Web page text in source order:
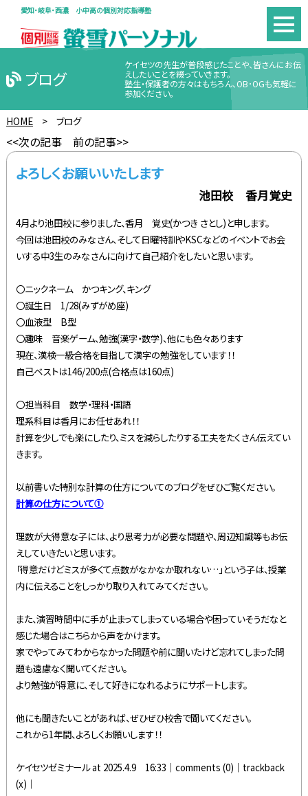
愛知・岐阜・西濃 小中高の個別対応指導塾
ブログ
ケイセツの先生が普段感じたことや、皆さんにお伝
えしたいことを綴っていきます。
塾生・保護者の方々はもちろん、OB･OGも気軽に
参加ください。
HOME> ブログ
<<次の記事 前の記事>>
よろしくお願いいたします
池田校 香月覚史
4月より池田校に参りました、香月 覚史(かつき さとし)と申します。
今回は池田校のみなさん、そして日曜特訓やKSCなどのイベントでお会
いする中3生のみなさんに向けて自己紹介をしたいと思います。
〇ニックネーム かつキング、キング
〇誕生日 1/28(みずがめ座)
〇血液型 B型
〇趣味 音楽ゲーム、勉強(漢字・数学)、他にも色々あります
現在、漢検一級合格を目指して漢字の勉強をしています！！
自己ベストは146/200点(合格点は160点)
〇担当科目 数学・理科・国語
理系科目は香月にお任せあれ！！
計算を少しでも楽にしたり、ミスを減らしたりする工夫をたくさん伝えてい
きます。
以前書いた特別な計算の仕方についてのブログをぜひご覧ください。
計算の仕方について①
理数が大得意な子には、より思考力が必要な問題や、周辺知識等もお伝
えしていきたいと思います。
「得意だけどミスが多くて点数がなかなか取れない…」という子は、授業
内に伝えることをしっかり取り入れてみてください。
また、演習時間中に手が止まってしまっている場合や困っていそうだなと
感じた場合はこちらから声をかけます。
家でやってみてわからなかった問題や前に聞いたけど忘れてしまった問
題も遠慮なく聞いてください。
より勉強が得意に、そして好きになれるようにサポートします。
他にも聞きたいことがあれば、ぜひぜひ校舎で聞いてください。
これから1年間、よろしくお願いします！！
ケイセツゼミナール at 2025.4.9 16:33│comments (0) │trackback
(x)│